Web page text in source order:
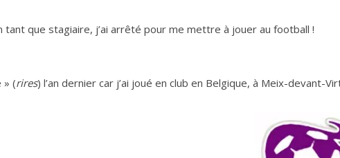
que stagiaire, j’ai arrêté pour me mettre à jouer au football !
» (rires) l’an dernier car j’ai joué en club en Belgique, à Meix-devant-